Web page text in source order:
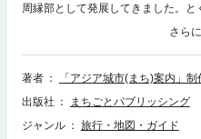
周縁部として発展してきました。と
口に暮らし、この地で日本人街を
迅にまつわる虹口の見どころ、上
地域、また楊浦などを紹介します
【おまけ】まちごとチャイナとスマ
空港案内」「上海地下鉄歩き」の無
著者
「アジア城市(まち)案内」
出版社
まちごとパブリッシング
ジャンル
旅行・地図・ガイド